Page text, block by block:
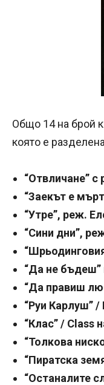
Общо 14 на брой
която е
“Отвличане”
“Заекът е
“Утре”, реж.
“Сини дни”,
“Да не бъдеш”
“Да правиш
“Руи Карлуш”
“Клас” / Class
“Толкова
“Пиратска
“Останалите